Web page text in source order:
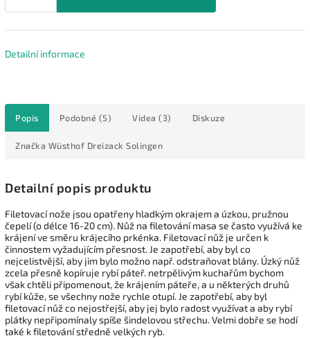
Detailní informace
Popis Podobné (5) Videa (3) Diskuze
Značka Wüsthof Dreizack Solingen
Detailní popis produktu
Filetovací nože jsou opatřeny hladkým okrajem a úzkou, pružnou
čepelí (o délce 16-20 cm). Nůž na filetování masa se často využívá ke
krájení ve směru krájecího prkénka. Filetovací nůž je určen k
činnostem vyžadujícím přesnost. Je zapotřebí, aby byl co
nejcelistvější, aby jim bylo možno např. odstraňovat blány. Úzký nůž
zcela přesně kopíruje rybí páteř. netrpělivým kuchařům bychom
však chtěli připomenout, že krájením páteře, a u některých druhů
rybí kůže, se všechny nože rychle otupí. Je zapotřebí, aby byl
filetovací nůž co nejostřejší, aby jej bylo radost využívat a aby rybí
plátky nepřipomínaly spíše šindelovou střechu. Velmi dobře se hodí
také k filetování středně velkých ryb.